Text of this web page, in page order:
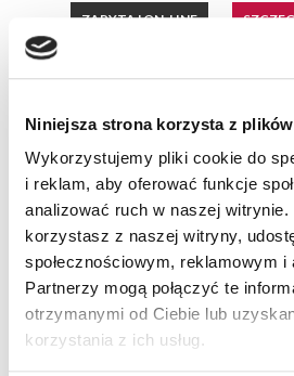
Niniejsza strona korzysta z
Wykorzystujemy pliki cookie do
i reklam, aby oferować funkcje
analizować ruch w naszej
korzystasz z naszej witryny,
społecznościowym, reklamowym i
Partnerzy mogą połączyć te
otrzymanymi od Ciebie lub
korzystania z ich usług.
ZAPYTAJ ON-LINE
Dostępny od ręki
Nissan